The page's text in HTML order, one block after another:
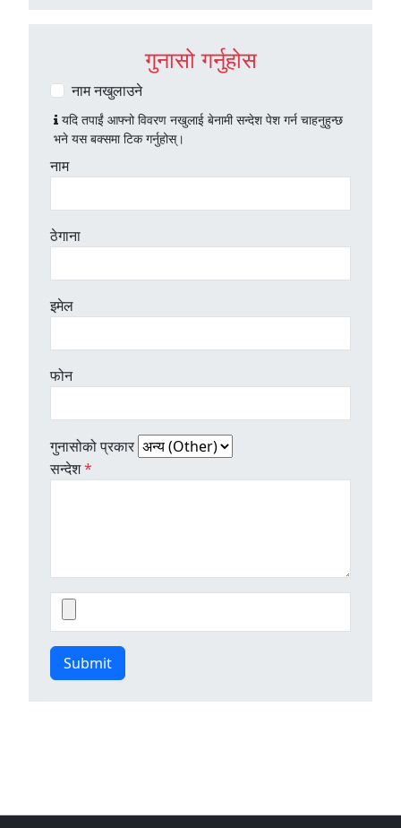
गुनासो गर्नुहोस
नाम नखुलाउने
यदि तपाईं आफ्नो विवरण नखुलाई बेनामी सन्देश पेश गर्न चाहनुहुन्छ
भने यस बक्समा टिक गर्नुहोस्।
नाम
ठेगाना
इमेल
फोन
गुनासोको प्रकार
सन्देश*
Submit